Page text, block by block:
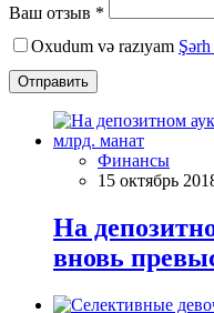
Ваш отзыв *
Oxudum və razıyam
Отправить
Финансы
15 октябрь
На
вновь